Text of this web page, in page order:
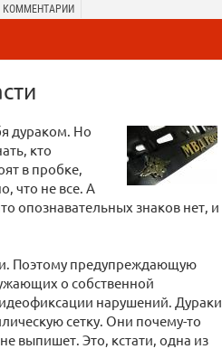
КОММЕНТАРИИ
дураком. Но
кто
в пробке,
что не все. А
опознавательных знаков нет, и
Поэтому предупреждающую
о собственной
нарушений. Дураки
сетку. Они почему-то
выпишет. Это, кстати, одна из